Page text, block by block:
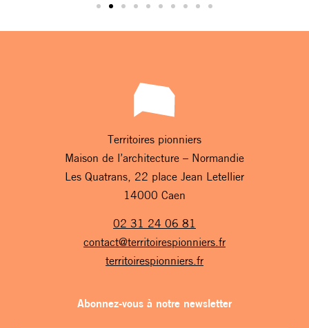
Territoires pionniers
Maison de l’architecture – Normandie
Les Quatrans, 22 place Jean Letellier
14000 Caen
02 31 24 06 81
contact@territoirespionniers.fr
territoirespionniers.fr
Abonnez-vous à notre newsletter